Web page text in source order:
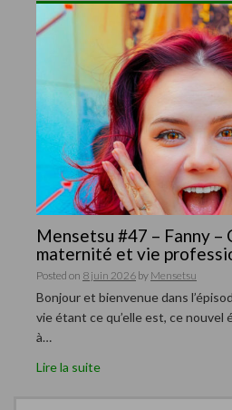
Mensetsu #47 – Fanny –
maternité et vie
Posted on 8 juin 2026 by Mensetsu
Bonjour et bienvenue dans
vie étant ce qu’elle est, ce nouvel
à…
Lire la suite